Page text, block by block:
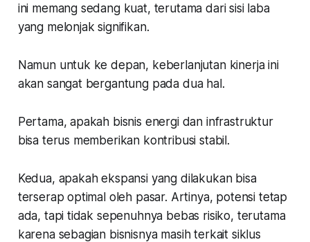
ini memang sedang kuat, terutama dari sisi laba
yang melonjak signifikan.
Namun untuk ke depan, keberlanjutan kinerja ini
akan sangat bergantung pada dua hal.
Pertama, apakah bisnis energi dan infrastruktur
bisa terus memberikan kontribusi stabil.
Kedua, apakah ekspansi yang dilakukan bisa
terserap optimal oleh pasar. Artinya, potensi tetap
ada, tapi tidak sepenuhnya bebas risiko, terutama
karena sebagian bisnisnya masih terkait siklus